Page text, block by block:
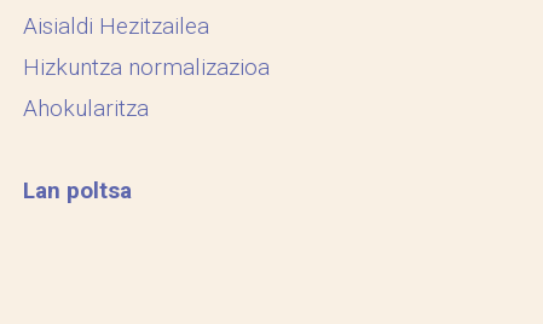
Aisialdi Hezitzailea
Hizkuntza normalizazioa
Ahokularitza
Lan poltsa